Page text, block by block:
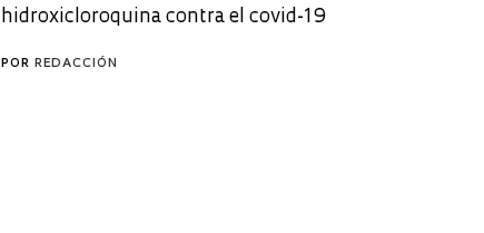
hidroxicloroquina contra el covid-19
POR REDACCIÓN